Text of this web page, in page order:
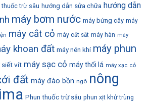
thuốc trừ sâu hướng dẫn sửa chữa hướng dẫn
máy bơm nước máy bứng cây máy
máy cắt cỏ máy cắt sắt máy hàn máy
khoan đất máy nén khí máy phun
siết vít máy sạc cỏ máy thổi lá máy xạc cỏ
đất máy đào bồn ngô nông
Phun thuốc trừ sâu phun xịt khử trùng